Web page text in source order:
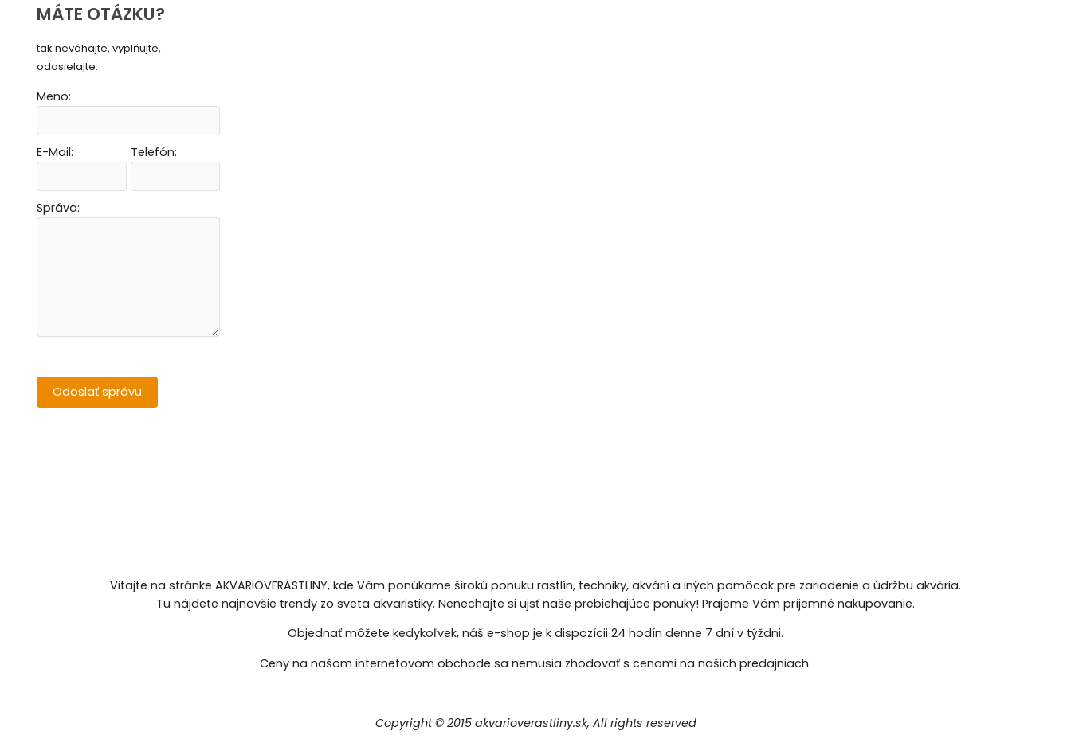
MÁTE OTÁZKU?
tak neváhajte, vyplňujte,
odosielajte:
Meno:
E-Mail:
Telefón:
Správa:
Vitajte na stránke AKVARIOVERASTLINY, kde Vám ponúkame širokú ponuku rastlín, techniky, akvárií a iných pomôcok pre zariadenie a údržbu akvária.
Tu nájdete najnovšie trendy zo sveta akvaristiky. Nenechajte si ujsť naše prebiehajúce ponuky! Prajeme Vám príjemné nakupovanie.
Objednať môžete kedykoľvek, náš e-shop je k dispozícii 24 hodín denne 7 dní v týždni.
Ceny na našom internetovom obchode sa nemusia zhodovať s cenami na našich predajniach.
Copyright © 2015 akvarioverastliny.sk, All rights reserved